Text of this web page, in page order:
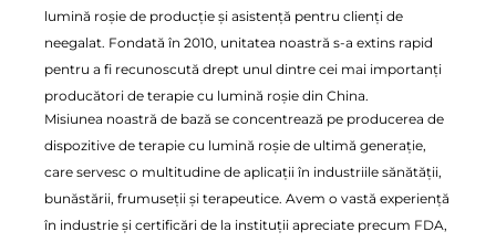
lumină roșie de producție și asistență pentru clienți de
neegalat. Fondată în 2010, unitatea noastră s-a extins rapid
pentru a fi recunoscută drept unul dintre cei mai importanți
producători de terapie cu lumină roșie din China.
Misiunea noastră de bază se concentrează pe producerea de
dispozitive de terapie cu lumină roșie de ultimă generație,
care servesc o multitudine de aplicații în industriile sănătății,
bunăstării, frumuseții și terapeutice. Avem o vastă experiență
în industrie și certificări de la instituții apreciate precum FDA,